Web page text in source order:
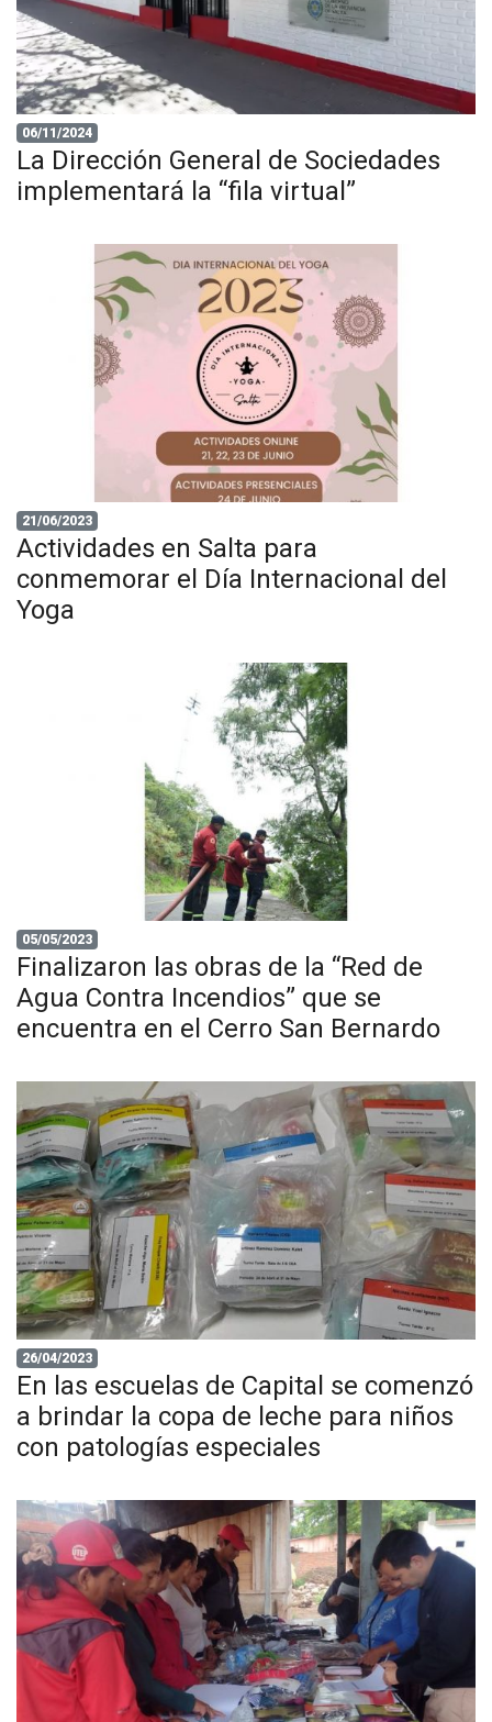
06/11/2024
La Dirección General de Sociedades
implementará la “fila virtual”
21/06/2023
Actividades en Salta para
conmemorar el Día Internacional del
Yoga
05/05/2023
Finalizaron las obras de la “Red de
Agua Contra Incendios” que se
encuentra en el Cerro San Bernardo
26/04/2023
En las escuelas de Capital se comenzó
a brindar la copa de leche para niños
con patologías especiales